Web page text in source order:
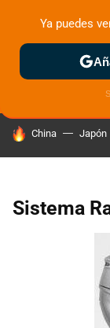
ZONA DE
HOY SE HABLA
China Japón
Sistema
Ya puedes